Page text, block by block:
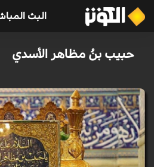
البث
حبيب بنُ مظاهر الأسدي